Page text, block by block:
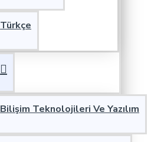
Türkçe
Bilişim Teknolojileri Ve Yazılım